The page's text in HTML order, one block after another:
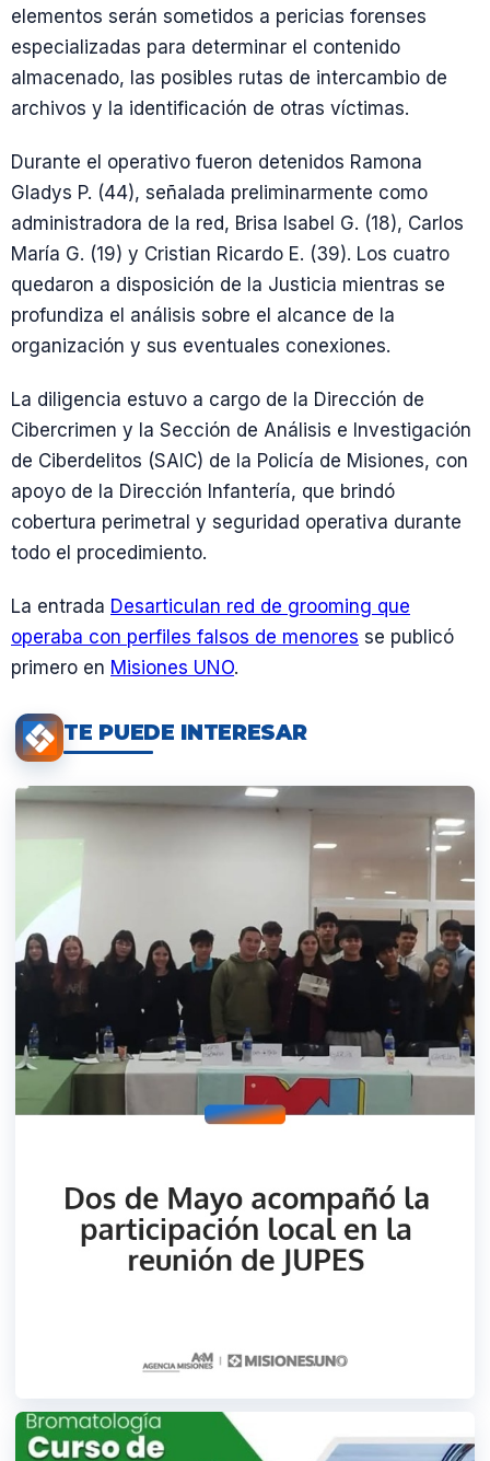
elementos serán sometidos a pericias forenses
especializadas para determinar el contenido
almacenado, las posibles rutas de intercambio de
archivos y la identificación de otras víctimas.
Durante el operativo fueron detenidos Ramona
Gladys P. (44), señalada preliminarmente como
administradora de la red, Brisa Isabel G. (18), Carlos
María G. (19) y Cristian Ricardo E. (39). Los cuatro
quedaron a disposición de la Justicia mientras se
profundiza el análisis sobre el alcance de la
organización y sus eventuales conexiones.
La diligencia estuvo a cargo de la Dirección de
Cibercrimen y la Sección de Análisis e Investigación
de Ciberdelitos (SAIC) de la Policía de Misiones, con
apoyo de la Dirección Infantería, que brindó
cobertura perimetral y seguridad operativa durante
todo el procedimiento.
La entrada Desarticulan red de grooming que
operaba con perfiles falsos de menores se publicó
primero en Misiones UNO.
TE PUEDE INTERESAR